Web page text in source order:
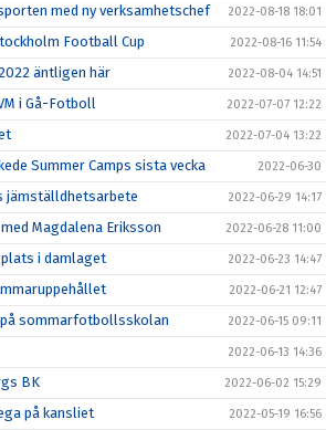
med ny verksamhetschef 2022-08-18 18:01
Football Cup 2022-08-16 11:54
äntligen här 2022-08-04 14:51
i Gå-Fotboll 2022-07-07 12:22
2022-07-04 13:22
Summer Camps sista vecka 2022-06-30
jämställdhetsarbete 2022-06-29 14:17
Magdalena Eriksson 2022-06-28 11:00
i damlaget 2022-06-23 14:47
2022-06-21 12:47
sommarfotbollsskolan 2022-06-15 09:11
2022-06-13 14:36
BK 2022-06-02 15:29
på kansliet 2022-05-19 16:56